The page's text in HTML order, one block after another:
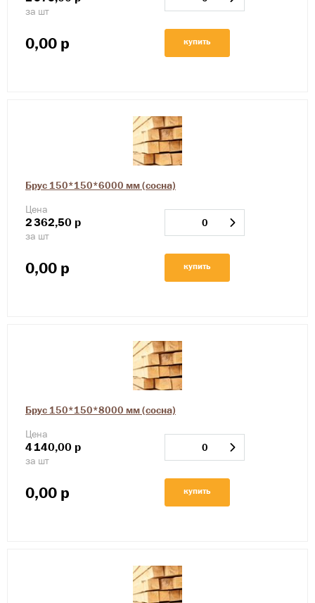
за шт
0,00 р купить
Брус 150*150*6000 мм (сосна)
Цена
2362,50 р
за шт
0,00 р купить
Брус 150*150*8000 мм (сосна)
Цена
4140,00 р
за шт
0,00 р купить